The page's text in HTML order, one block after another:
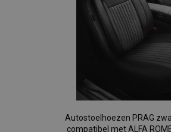
Autostoelhoezen PRAG
compatibel met ALFA